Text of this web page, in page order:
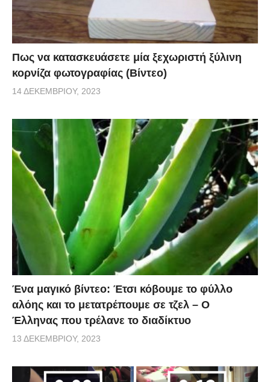
Πως να κατασκευάσετε μία ξεχωριστή ξύλινη
κορνίζα φωτογραφίας (Βίντεο)
14 ΔΕΚΕΜΒΡΊΟΥ, 2023
Ένα μαγικό βίντεο: Έτσι κόβουμε το φύλλο
αλόης και το μετατρέπουμε σε τζελ – O
Έλληνας που τρέλανε το διαδίκτυο
13 ΔΕΚΕΜΒΡΊΟΥ, 2023